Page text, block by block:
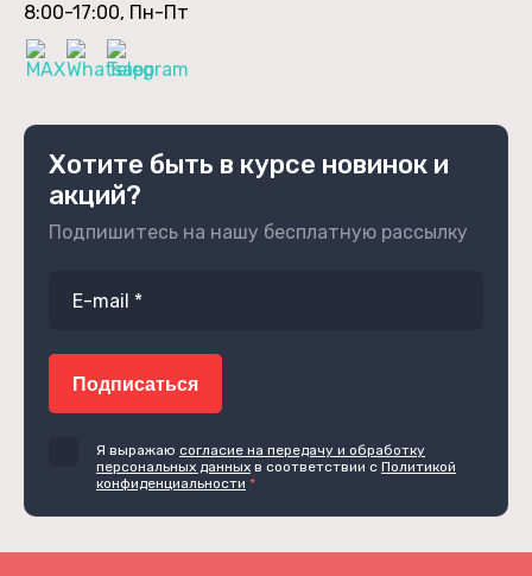
8:00-17:00, Пн-Пт
Хотите быть в курсе новинок и
акций?
Подпишитесь на нашу бесплатную рассылку
Я выражаю согласие на передачу и обработку
персональных данных в соответствии с Политикой
конфиденциальности *
Подписаться